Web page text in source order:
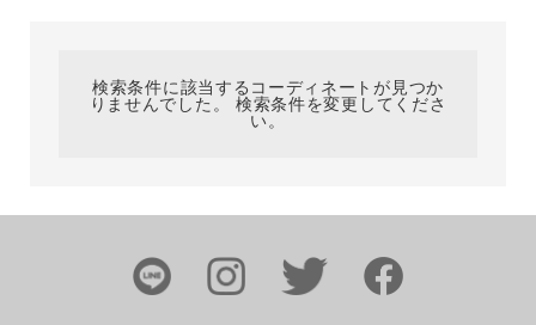
ブランド
検索条件に該当するコーディネートが見つか
りませんでした。 検索条件を変更してくださ
い。